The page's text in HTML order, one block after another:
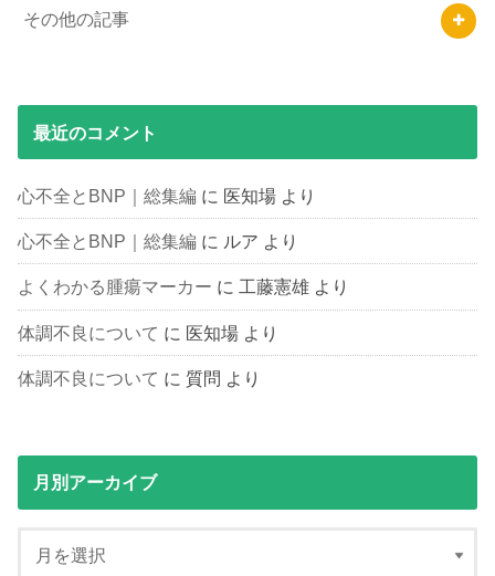
その他の記事
最近のコメント
心不全とBNP｜総集編 に 医知場 より
心不全とBNP｜総集編 に ルア より
よくわかる腫瘍マーカー に 工藤憲雄 より
体調不良について に 医知場 より
体調不良について に 質問 より
月別アーカイブ